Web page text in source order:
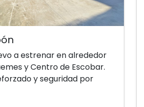
a estrenar en alrededor
y Centro de Escobar.
y seguridad por